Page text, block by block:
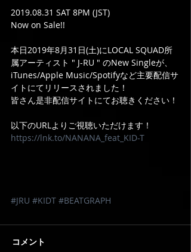
2019.08.31 SAT 8PM (JST)
Now on Sale!!
本日2019年8月31日(土)にLOCAL SQUAD所
属アーティスト " J-RU " のNew Singleが、
iTunes/Apple Music/Spotifyなど主要配信サ
イトにてリリースされました！
皆さん是非配信サイトにてお聴きください！
以下のURLよりご視聴いただけます！
https://lnk.to/NANANA_feat_KID-T
#JRU #KIDT #BEATGRAPH
コメント